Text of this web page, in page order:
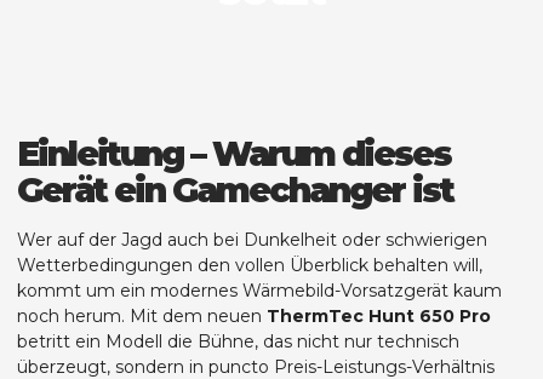
Einleitung – Warum dieses
Gerät ein Gamechanger ist
Wer auf der Jagd auch bei Dunkelheit oder schwierigen
Wetterbedingungen den vollen Überblick behalten will,
kommt um ein modernes Wärmebild-Vorsatzgerät kaum
noch herum. Mit dem neuen ThermTec Hunt 650 Pro
betritt ein Modell die Bühne, das nicht nur technisch
überzeugt, sondern in puncto Preis-Leistungs-Verhältnis